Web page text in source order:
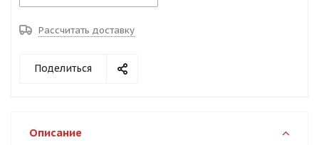
Рассчитать доставку
Поделиться
Описание